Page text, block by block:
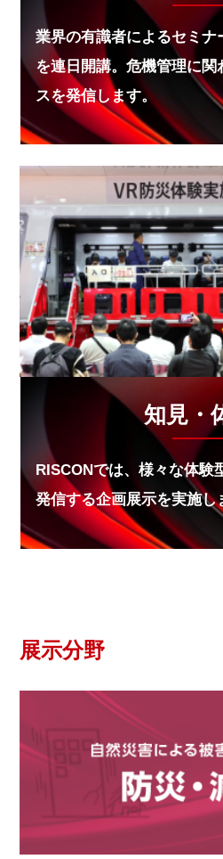
【防災情報新聞】防災士に「ウェ
版」提供
2025.11.11
【防災情報新聞】旅して学ぶ防災
ム」
2025.10.21
【防災プラス】危機管理産業展 高
チング
2025.10.21
【防災プラス】災害時の人為災害
2025.10.21
【防災情報新聞】KDDI AIで情報
ボード」
【防災情報新聞】防災月間に「フ
SCJ」
2025.10.06
【防災プラス】「在宅避難」を約7
い」！
2025.10.06
2025.10.06
【防災情報新聞】復興庁出前授業
の養成
【防災プラス】弘前大学 産学官連
業界の有識者によるセミナ
を連日開講。危機管理に関
スを発信します。
知見・
RISCONでは、様々な体験
発信する企画展示を実施し
展示分野